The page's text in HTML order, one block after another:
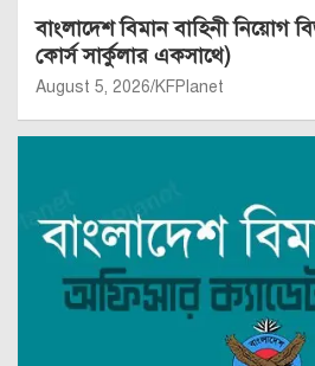
বাংলাদেশ বিমান বাহিনী নিয়োগ
কোর্স সার্কুলার একসাথে)
August 5, 2026 KFPlanet